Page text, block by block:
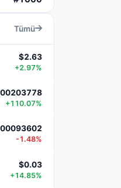
Tümü
$2.63
+2.97%
+110.07%
-1.48%
$0.03
+14.85%